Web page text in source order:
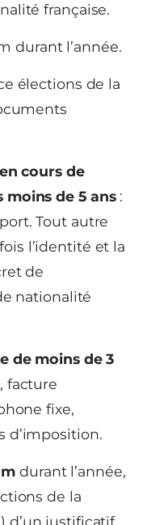
française.
durant l’année.
élections de la
cours de
de 5 ans:
Tout autre
l’identité et la
de
nationalité
de moins de 3
facture
fixe,
d’imposition.
durant l’année,
de la
d’un justificatif